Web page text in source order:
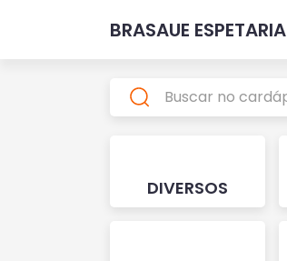
BRASAUE ESPETARIA
DIVERSOS